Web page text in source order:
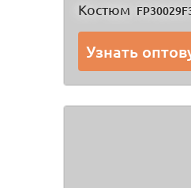
Костюм
Узнать